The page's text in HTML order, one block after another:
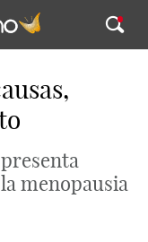
menopausia